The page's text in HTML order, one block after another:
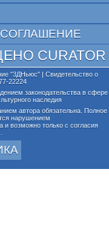
CURATOR
"3ДНьюс" | Свидетельство о
22224
законодательства в сфере
наследия
автора обязательна. Полное
нарушением
и возможно только с согласия